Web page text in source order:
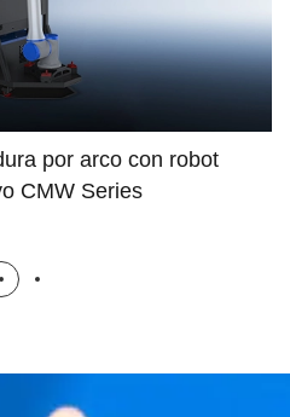
por arco con robot
CMW Series